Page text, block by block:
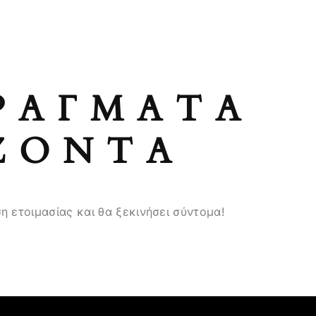
και θα ξεκινήσει σύντομα!